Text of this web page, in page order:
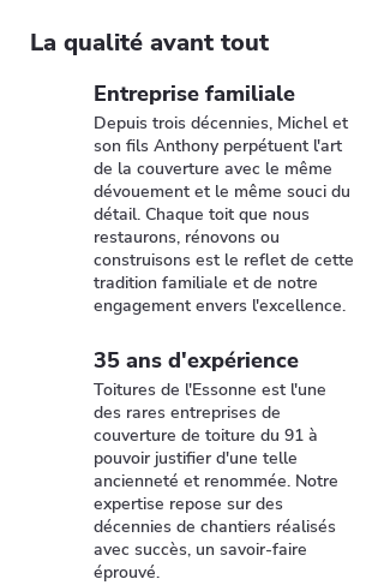
La qualité avant tout
Entreprise familiale
Depuis trois décennies, Michel et
son fils Anthony perpétuent l'art
de la couverture avec le même
dévouement et le même souci du
détail. Chaque toit que nous
restaurons, rénovons ou
construisons est le reflet de cette
tradition familiale et de notre
engagement envers l'excellence.
35 ans d'expérience
Toitures de l'Essonne est l'une
des rares entreprises de
couverture de toiture du 91 à
pouvoir justifier d'une telle
ancienneté et renommée. Notre
expertise repose sur des
décennies de chantiers réalisés
avec succès, un savoir-faire
éprouvé.